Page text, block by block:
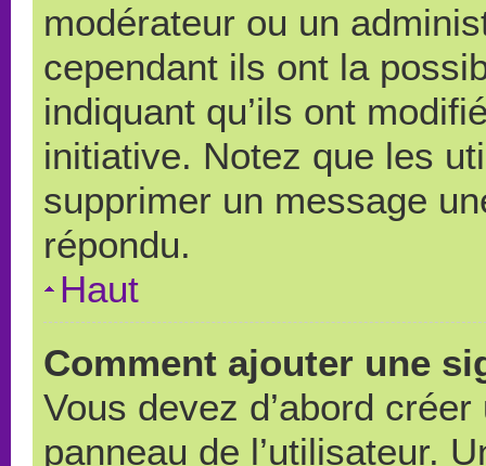
modérateur ou un
cependant ils ont la
indiquant qu’ils ont
initiative. Notez que les
supprimer un message
répondu.
Haut
Comment ajouter une
Vous devez d’abord
panneau de l’utilisateur.